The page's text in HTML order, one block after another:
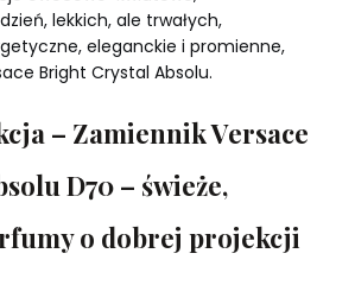
lekkich, ale trwałych,
eleganckie i promienne,
Bright Crystal Absolu.
– Zamiennik Versace
D70 – świeże,
o dobrej projekcji